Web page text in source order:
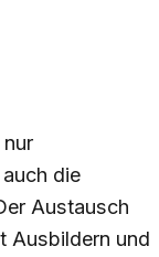
die
Austausch
Ausbildern und